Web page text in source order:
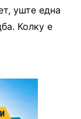
уште една
Колку е